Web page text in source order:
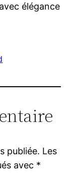
élégance
publiée. Les
avec *